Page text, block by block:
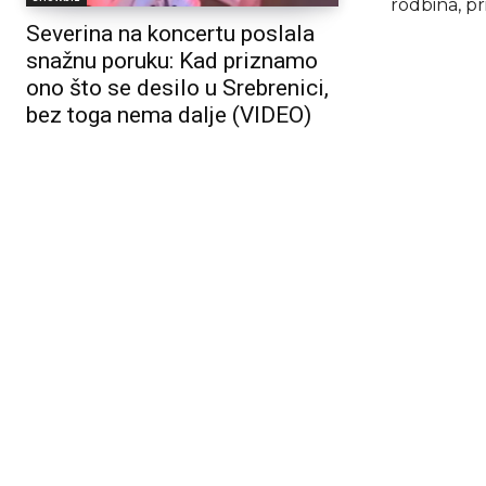
Severina na koncertu poslala
snažnu poruku: Kad priznamo
ono što se desilo u Srebrenici,
bez toga nema dalje (VIDEO)
rodbina,